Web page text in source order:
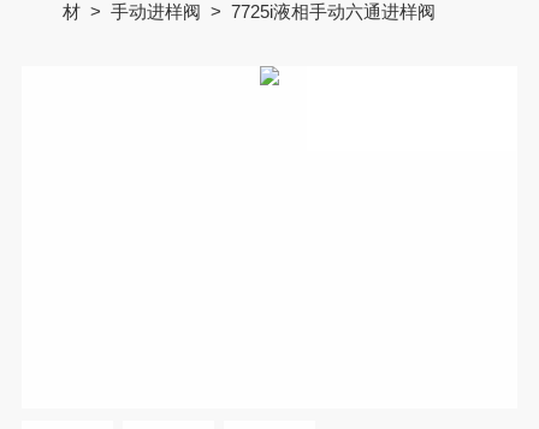
材> 手动进样阀 > 7725i液相手动六通进样阀